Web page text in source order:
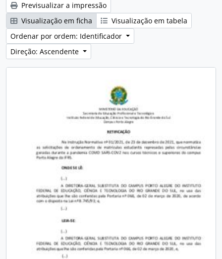
Previsualizar a impressão
Visualização em ficha
Visualização em tabela
Ordenar por ordem: Identificador
Direção: Ascendente